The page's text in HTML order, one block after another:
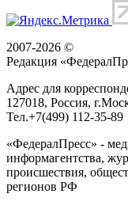
2007-2026 ©
Редакция «
Адрес для
127018, Россия, г.
Тел.+7(499) 112-35-89
«ФедералПресс» -
информагентства,
происшествия,
регионов РФ